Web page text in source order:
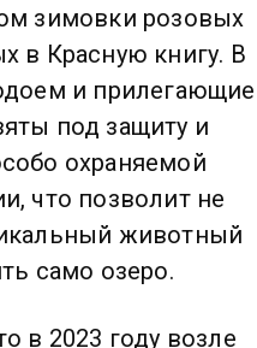
зимовки розовых
в Красную книгу. В
и прилегающие
под защиту и
охраняемой
что позволит не
животный
само озеро.
в 2023 году возле